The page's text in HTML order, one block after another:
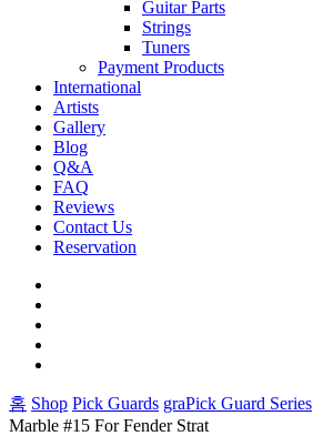
Guitar Parts
Strings
Tuners
Payment Products
International
Artists
Gallery
Blog
Q&A
FAQ
Reviews
Contact Us
Reservation
홈 Shop Pick Guards graPick Guard Series
Marble #15 For Fender Strat